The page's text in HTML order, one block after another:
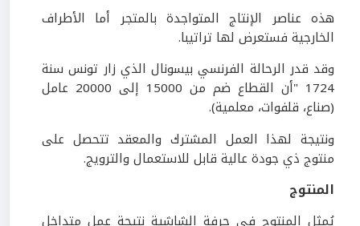
هذه عناصر الإنتاج المتواجدة بالمتجر أما الأطراف
الخارجية فستعرض لها تراتيبا.
وقد قدر الرحالة الفرنسي بيسونال الذي زار تونس سنة
1724 "أن القطاع ضم من 15000 إلى 20000 عامل
(صناع، قلفوات، معلمية).
ونتيجة لهذا العمل المشترك والمعقد تتحصل على
منتوج ذي جودة عالية قابل للاستعمال والترويج.
المنتوج
يُمثل المنتوج في حرفة الشاشية نتيجة عمل متداخل